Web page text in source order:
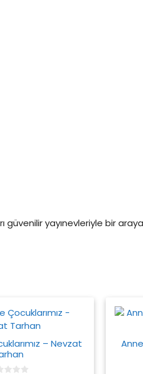
güvenilir yayınevleriyle bir
– Nevzat